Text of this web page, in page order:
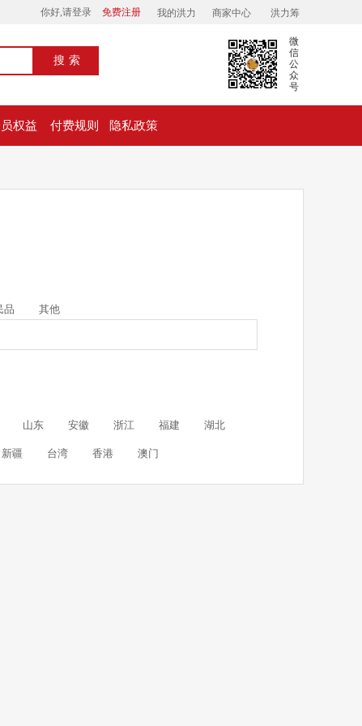
你好,请登录 免费注册 我的洪力 商家中心 洪力筹
搜索
微
信
公
众
号
权益 付费规则 隐私政策
品 其他
山东 安徽 浙江 福建 湖北
新疆 台湾 香港 澳门